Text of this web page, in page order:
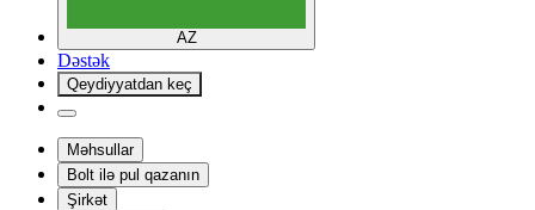
AZ
Dəstək
Qeydiyyatdan keç
Məhsullar
Bolt ilə pul qazanın
Şirkət